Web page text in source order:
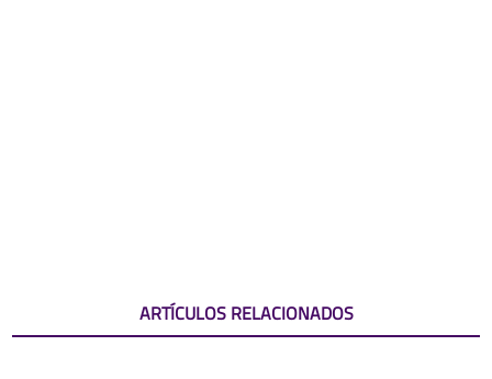
ARTÍCULOS RELACIONADOS